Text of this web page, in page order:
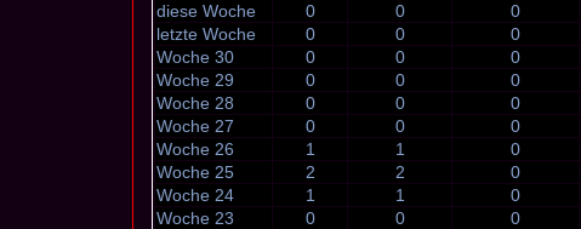
diese Woche
0 0 0
letzte Woche
0 0 0
Woche 30
0 0 0
Woche 29
0 0 0
Woche 28
0 0 0
Woche 27
0 0 0
Woche 26
1 1 0
Woche 25
2 2 0
Woche 24
1 1 0
Woche 23
0 0 0